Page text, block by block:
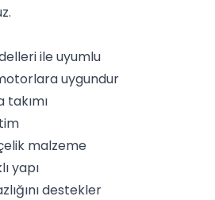
ile uyumlu
uygundur
malzeme
yapı
destekler